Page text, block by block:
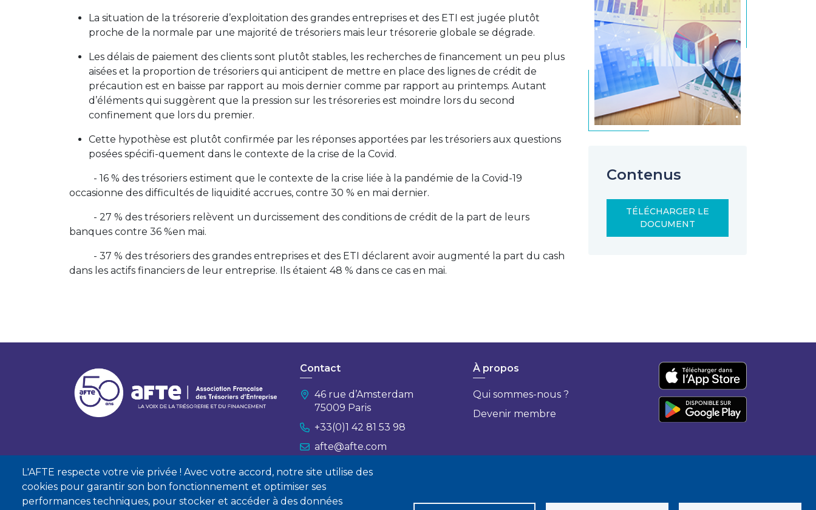
L'AFTE respecte votre vie privée ! Avec votre accord, notre site utilise des
cookies pour garantir son bon fonctionnement et optimiser ses
performances techniques, pour stocker et accéder à des données
La situation de la trésorerie d’exploitation des grandes entreprises et des ETI est jugée plutôt
proche de la normale par une majorité de trésoriers mais leur trésorerie globale se dégrade.
Les délais de paiement des clients sont plutôt stables, les recherches de financement un peu plus
aisées et la proportion de trésoriers qui anticipent de mettre en place des lignes de crédit de
précaution est en baisse par rapport au mois dernier comme par rapport au printemps. Autant
d’éléments qui suggèrent que la pression sur les trésoreries est moindre lors du second
confinement que lors du premier.
Cette hypothèse est plutôt confirmée par les réponses apportées par les trésoriers aux questions
posées spécifi-quement dans le contexte de la crise de la Covid.
- 16 % des trésoriers estiment que le contexte de la crise liée à la pandémie de la Covid-19
occasionne des difficultés de liquidité accrues, contre 30 % en mai dernier.
- 27 % des trésoriers relèvent un durcissement des conditions de crédit de la part de leurs
banques contre 36 %en mai.
- 37 % des trésoriers des grandes entreprises et des ETI déclarent avoir augmenté la part du cash
dans les actifs financiers de leur entreprise. Ils étaient 48 % dans ce cas en mai.
Contenus
TÉLÉCHARGER LE
DOCUMENT
Contact
46 rue d’Amsterdam
75009 Paris
+33(0)1 42 81 53 98
afte@afte.com
Nous contacter
À propos
Qui sommes-nous ?
Devenir membre